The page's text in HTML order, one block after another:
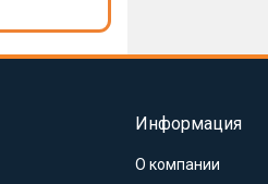
Информация
О компании